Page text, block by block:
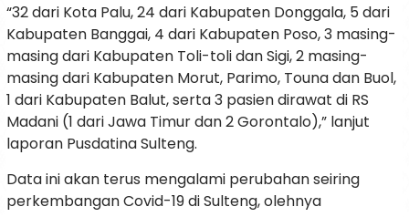
“32 dari Kota Palu, 24 dari Kabupaten Donggala, 5 dari
Kabupaten Banggai, 4 dari Kabupaten Poso, 3 masing-
masing dari Kabupaten Toli-toli dan Sigi, 2 masing-
masing dari Kabupaten Morut, Parimo, Touna dan Buol,
1 dari Kabupaten Balut, serta 3 pasien dirawat di RS
Madani (1 dari Jawa Timur dan 2 Gorontalo),” lanjut
laporan Pusdatina Sulteng.
Data ini akan terus mengalami perubahan seiring
perkembangan Covid-19 di Sulteng, olehnya